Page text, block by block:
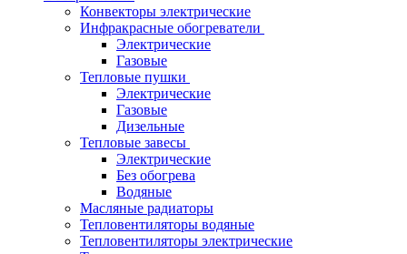
Конвекторы электрические
Инфракрасные обогреватели
Электрические
Газовые
Тепловые пушки
Электрические
Газовые
Дизельные
Тепловые завесы
Электрические
Без обогрева
Водяные
Масляные радиаторы
Тепловентиляторы водяные
Тепловентиляторы электрические